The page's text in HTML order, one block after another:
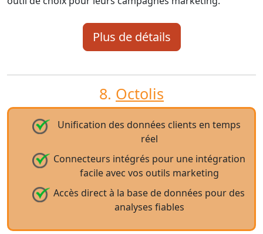
Plus de détails
8. Octolis
Unification des données clients en temps
réel
Connecteurs intégrés pour une intégration
facile avec vos outils marketing
Accès direct à la base de données pour des
analyses fiables